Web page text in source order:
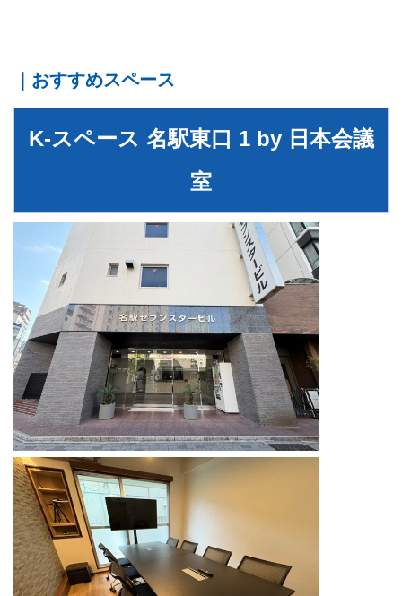
｜おすすめスペース
K-スペース 名駅東口 1 by 日本会議
室